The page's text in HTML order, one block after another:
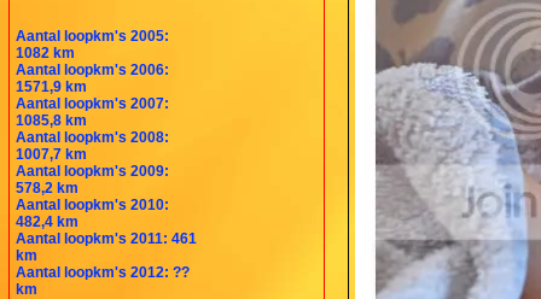
Aantal loopkm's 2005:
1082 km
Aantal loopkm's 2006:
1571,9 km
Aantal loopkm's 2007:
1085,8 km
Aantal loopkm's 2008:
1007,7 km
Aantal loopkm's 2009:
578,2 km
Aantal loopkm's 2010:
482,4 km
Aantal loopkm's 2011: 461
km
Aantal loopkm's 2012: ??
km